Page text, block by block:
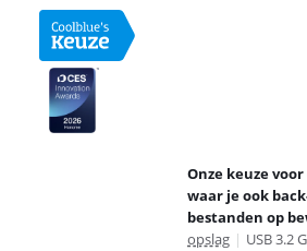
Onze keuze
waar je ook
bestanden op
opslag | USB 3.2